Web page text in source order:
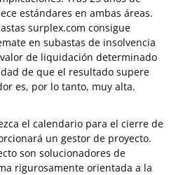
estándares en ambas áreas.
surplex.com consigue
en subastas de insolvencia
de liquidación determinado
de que el resultado supere
es, por lo tanto, muy alta.
el calendario para el cierre de
un gestor de proyecto.
son solucionadores de
rigurosamente orientada a la